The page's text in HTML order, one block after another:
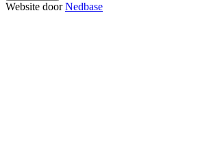
Website doorNedbase